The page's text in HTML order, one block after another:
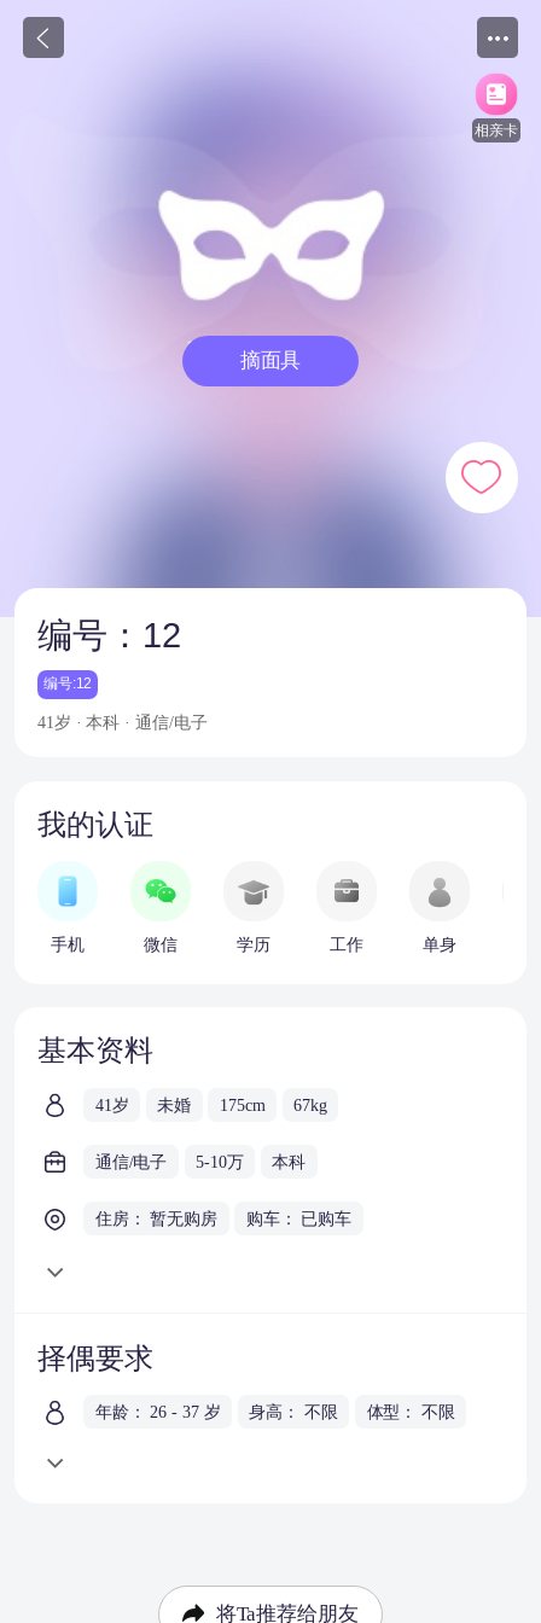
相亲卡
摘面具
编号：12
编号:12
41岁 · 本科 · 通信/电子
我的认证
手机 微信 学历 工作 单身
基本资料
41岁 未婚 175cm 67kg
通信/电子 5-10万 本科
住房： 暂无购房 购车： 已购车
择偶要求
年龄： 26 - 37 岁 身高： 不限 体型： 不限
将Ta推荐给朋友